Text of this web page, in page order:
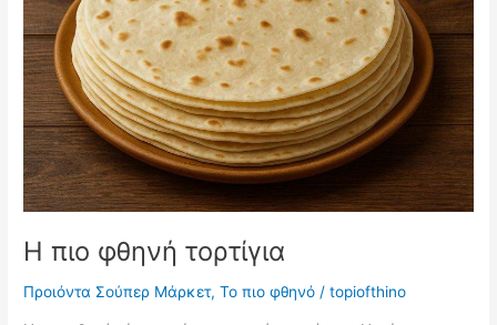
Η πιο φθηνή τορτίγια
Προιόντα Σούπερ Μάρκετ,Το πιο φθηνό /topiofthino